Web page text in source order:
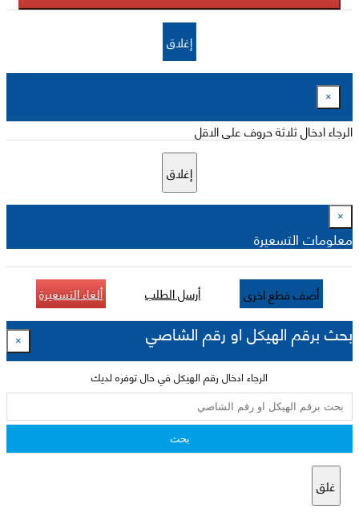
إغلاق
×
الرجاء ادخال ثلاثة حروف على الاقل
إغلاق
×
معلومات التسعيرة
أضف قطع اخرى أرسل الطلب ألغاء التسعيرة
بحث برقم الهيكل او رقم الشاصي ×
الرجاء ادخال رقم الهيكل في حال توفره لديك
بحث
غلق